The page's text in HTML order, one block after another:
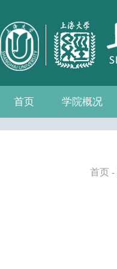
首页 学院概况
学院介绍
现任领导
组织机构
学院愿景
首页 -